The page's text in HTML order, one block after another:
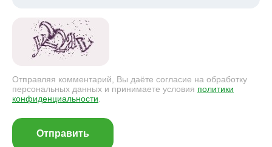
Отправляя комментарий, Вы даёте согласие на обработку
персональных данных и принимаете условия политики
конфиденциальности.
Отправить